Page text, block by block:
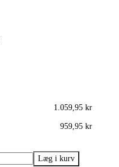
1.059,95 kr
959,95 kr